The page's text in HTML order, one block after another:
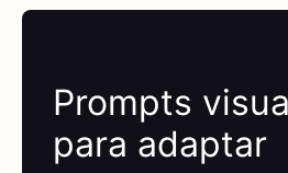
Prompts
para adaptar